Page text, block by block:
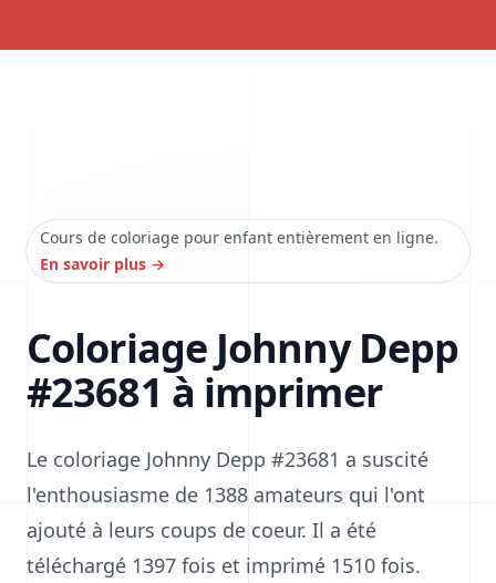
Cours de coloriage pour enfant entièrement en ligne.
En savoir plus →
Coloriage Johnny Depp
#23681 à imprimer
Le coloriage Johnny Depp #23681 a suscité
l'enthousiasme de 1388 amateurs qui l'ont
ajouté à leurs coups de coeur. Il a été
téléchargé 1397 fois et imprimé 1510 fois.